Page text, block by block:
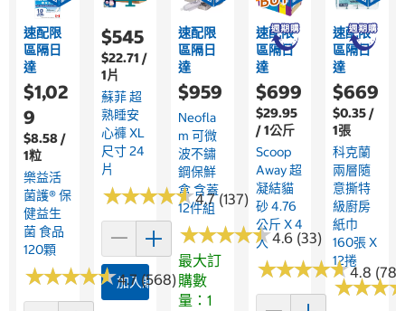
速配限
區隔日
達
$1,02
9
$8.58 /
1粒
樂益活
菌護® 保
健益生
菌 食品
120顆
★★★★★
★★★★★4.7 (568)
$545
$22.71 /
1片
蘇菲 超
熟睡安
心褲 XL
尺寸 24
片
★★★★★
★★★★★4.7 (137)
加入購物車
速配限
區隔日
達
$959
Neofla
M 可微
波不鏽
鋼保鮮
盒 含蓋
12件組
★★★★★
★★★★★4.6 (33)
最大訂
購數
量：1
速配限
區隔日
達
$699
$29.95
/ 1公斤
Scoop
Away 超
凝結貓
砂 4.76
公斤 X 4
入
★★★★★
★★★★★4.8
速配限
區隔日
達
$669
$0.35 /
1張
科克蘭
兩層隨
意撕特
級廚房
紙巾
160張 X
12捲
★★★
★★★